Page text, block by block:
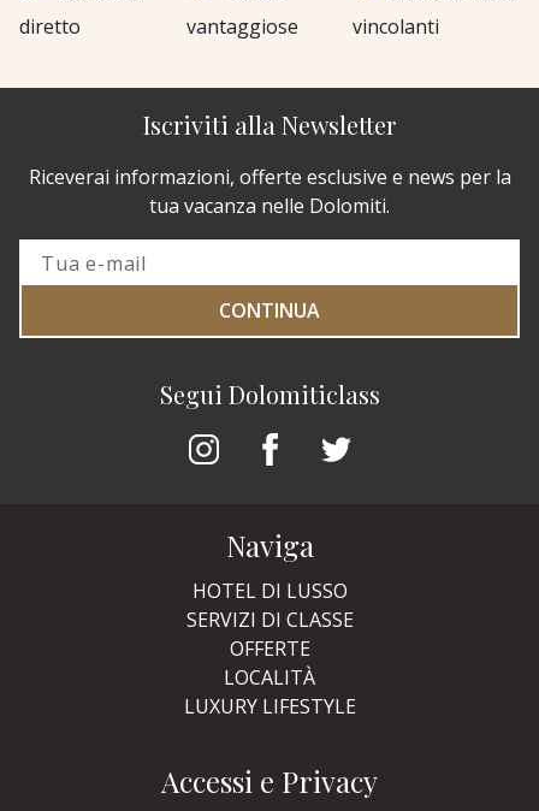
diretto
vantaggiose
vincolanti
Segui Dolomiticlass
Iscriviti alla Newsletter
Riceverai informazioni, offerte esclusive e news per la
tua vacanza nelle Dolomiti.
CONTINUA
Naviga
HOTEL DI LUSSO
SERVIZI DI CLASSE
OFFERTE
LOCALITÀ
LUXURY LIFESTYLE
Accessi e Privacy